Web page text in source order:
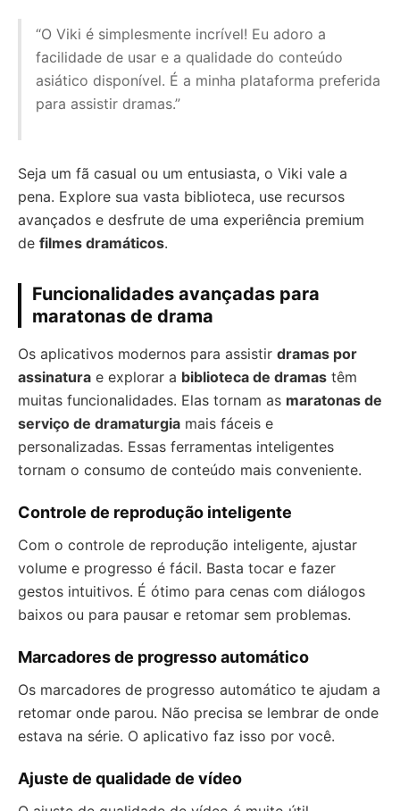
“O Viki é simplesmente incrível! Eu adoro a
facilidade de usar e a qualidade do conteúdo
asiático disponível. É a minha plataforma preferida
para assistir dramas.”
Seja um fã casual ou um entusiasta, o Viki vale a
pena. Explore sua vasta biblioteca, use recursos
avançados e desfrute de uma experiência premium
de filmes dramáticos.
Funcionalidades avançadas para
maratonas de drama
Os aplicativos modernos para assistir dramas por
assinatura e explorar a biblioteca de dramas têm
muitas funcionalidades. Elas tornam as maratonas de
serviço de dramaturgia mais fáceis e
personalizadas. Essas ferramentas inteligentes
tornam o consumo de conteúdo mais conveniente.
Controle de reprodução inteligente
Com o controle de reprodução inteligente, ajustar
volume e progresso é fácil. Basta tocar e fazer
gestos intuitivos. É ótimo para cenas com diálogos
baixos ou para pausar e retomar sem problemas.
Marcadores de progresso automático
Os marcadores de progresso automático te ajudam a
retomar onde parou. Não precisa se lembrar de onde
estava na série. O aplicativo faz isso por você.
Ajuste de qualidade de vídeo